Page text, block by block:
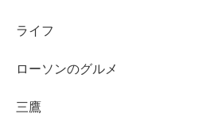
ライフ
ローソンのグルメ
三鷹